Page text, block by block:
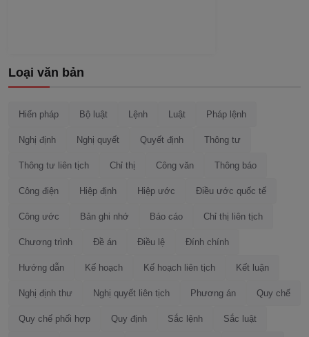
Loại văn bản
Hiến pháp Bộ luật Lệnh Luật Pháp lệnh
Nghị định Nghị quyết Quyết định Thông tư
Thông tư liên tịch Chỉ thị Công văn Thông báo
Công điện Hiệp định Hiệp ước Điều ước quốc tế
Công ước Bản ghi nhớ Báo cáo Chỉ thị liên tịch
Chương trình Đề án Điều lệ Đính chính
Hướng dẫn Kế hoạch Kế hoạch liên tịch Kết luận
Nghị định thư Nghị quyết liên tịch Phương án Quy chế
Quy chế phối hợp Quy định Sắc lệnh Sắc luật